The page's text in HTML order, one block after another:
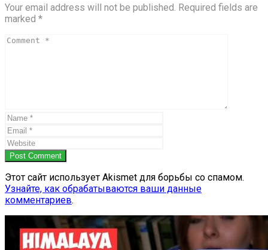
Your email address will not be published. Required fields are
marked *
Post Comment
Этот сайт использует Akismet для борьбы со спамом.
Узнайте, как обрабатываются ваши данные
комментариев.